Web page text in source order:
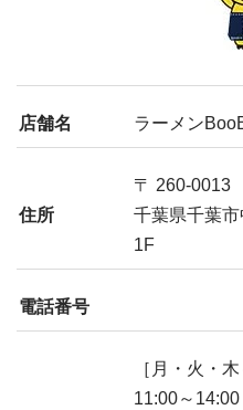
店舗名 ラーメン
住所
〒 260-0013
千葉県千葉
1F
電話番号
［月・火・木
11:00～14:00